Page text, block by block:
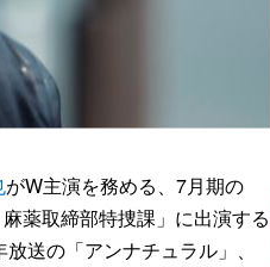
がW主演を務める、7月期の
薬取締部特捜課」に出演する
送の「アンナチュラル」、